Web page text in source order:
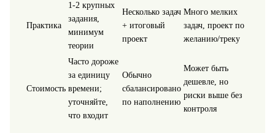
Практика
1-2 крупных
задания,
минимум
теории
Несколько задач
+ итоговый
проект
Много мелких
задач, проект по
желанию/треку
Стоимость
Часто дороже
за единицу
времени;
уточняйте,
что входит
Обычно
сбалансировано
по наполнению
Может быть
дешевле, но
риски выше без
контроля